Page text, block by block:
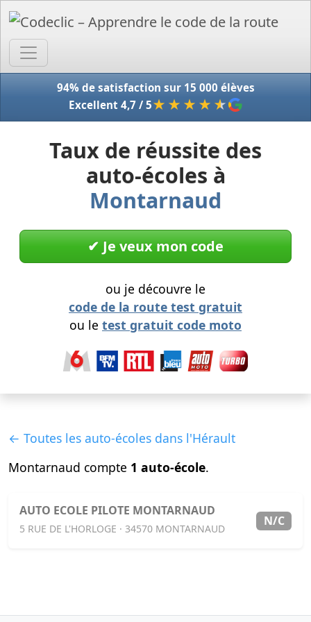
94% de satisfaction sur 15 000 élèves
Excellent 4,7 / 5★★★★ ★
Taux de réussite des
auto-écoles à
Montarnaud
✔︎ Je veux mon code
ou je découvre le
code de la route test gratuit
ou le test gratuit code moto
← Toutes les auto-écoles dans l'Hérault
Montarnaud compte 1 auto-école.
AUTO ECOLE PILOTE MONTARNAUD
5 RUE DE L'HORLOGE · 34570 MONTARNAUD
N/C